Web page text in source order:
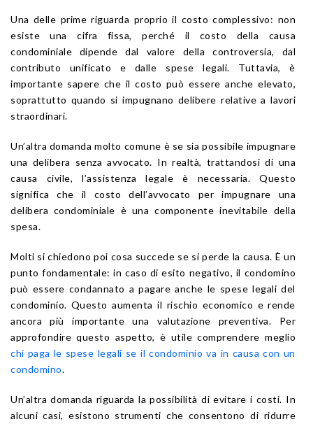
Una delle prime riguarda proprio il costo complessivo: non
esiste una cifra fissa, perché il costo della causa
condominiale dipende dal valore della controversia, dal
contributo unificato e dalle spese legali. Tuttavia, è
importante sapere che il costo può essere anche elevato,
soprattutto quando si impugnano delibere relative a lavori
straordinari.
Un’altra domanda molto comune è se sia possibile impugnare
una delibera senza avvocato. In realtà, trattandosi di una
causa civile, l’assistenza legale è necessaria. Questo
significa che il costo dell’avvocato per impugnare una
delibera condominiale è una componente inevitabile della
spesa.
Molti si chiedono poi cosa succede se si perde la causa. È un
punto fondamentale: in caso di esito negativo, il condomino
può essere condannato a pagare anche le spese legali del
condominio. Questo aumenta il rischio economico e rende
ancora più importante una valutazione preventiva. Per
approfondire questo aspetto, è utile comprendere meglio
chi paga le spese legali se il condominio va in causa con un
condomino.
Un’altra domanda riguarda la possibilità di evitare i costi. In
alcuni casi, esistono strumenti che consentono di ridurre